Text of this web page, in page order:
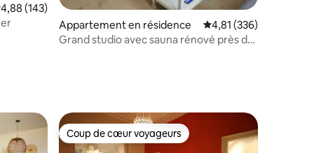
: 4,98 sur 5
moyenne sur la base de 143 commentaires : 4,88 sur 5
4,88 (143)
Appartement en résidence Évaluation moyenne
4,81 (336)
Grand studio avec sauna rénové près de
Coup de cœur voyageurs
Coup de cœur voyageurs